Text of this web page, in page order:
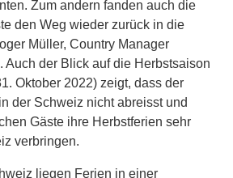
Zum andern fanden auch die
den Weg wieder zurück in die
Müller, Country Manager
Auch der Blick auf die Herbstsaison
Oktober 2022) zeigt, dass der
der Schweiz nicht abreisst und
Gäste ihre Herbstferien sehr
verbringen.
liegen Ferien in einer